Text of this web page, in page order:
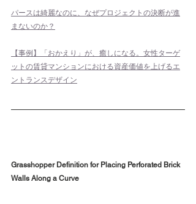
パースは綺麗なのに、なぜプロジェクトの決断が進
まないのか？
【事例】「おかえり」が、癒しになる。女性ターゲ
ットの賃貸マンションにおける資産価値を上げるエ
ントランスデザイン
Grasshopper Definition for Placing Perforated Brick
Walls Along a Curve